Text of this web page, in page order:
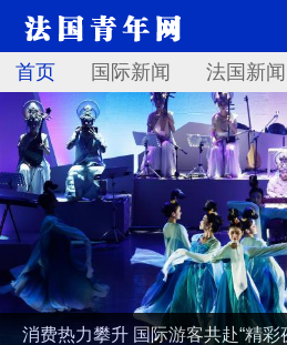
首页 国际新闻 法国新闻
消费热力攀升 国际游客共赴“精彩